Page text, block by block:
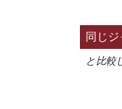
同じ
と比較